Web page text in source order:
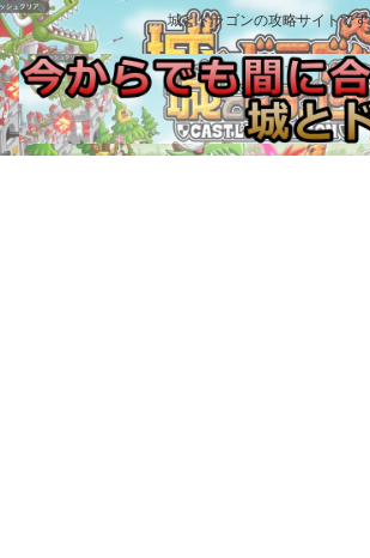
城とドラゴンの攻略サイトです